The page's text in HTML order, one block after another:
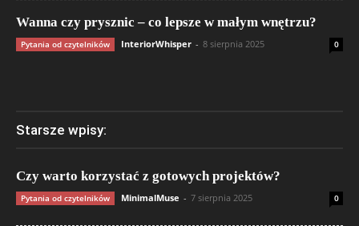
Wanna czy prysznic – co lepsze w małym wnętrzu?
Pytania od czytelników InteriorWhisper - 8 sierpnia 2025 0
Starsze wpisy:
Czy warto korzystać z gotowych projektów?
Pytania od czytelników MinimalMuse - 7 sierpnia 2025 0